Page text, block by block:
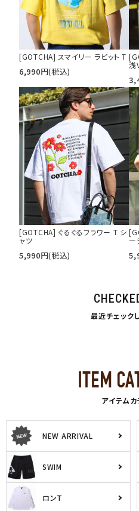
[GOTCHA] スマイリー ラビット T
6,990円(税込)
浅
[GOTCHA] ぐるぐるフラワー T シ
ャツ
5,990円(税込)
ー
最近チェック
アイテムカ
NEW ARRIVAL
SWIM
ロンT